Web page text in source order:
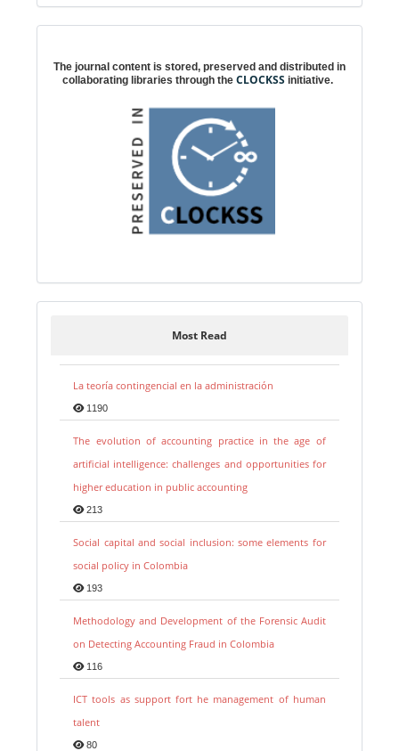
The journal content is stored, preserved and distributed in
collaborating libraries through the CLOCKSS initiative.
Most Read
La teoría contingencial en la administración
1190
The evolution of accounting practice in the age of
artificial intelligence: challenges and opportunities for
higher education in public accounting
213
Social capital and social inclusion: some elements for
social policy in Colombia
193
Methodology and Development of the Forensic Audit
on Detecting Accounting Fraud in Colombia
116
ICT tools as support fort he management of human
talent
80